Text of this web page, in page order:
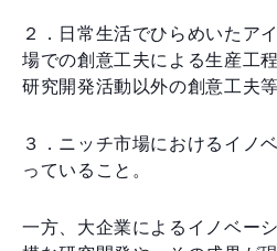
２．日常生活でひらめいたア
場での創意工夫による生産工
研究開発活動以外の創意工夫
３．ニッチ市場におけるイノ
っていること。
一方、大企業によるイノベー